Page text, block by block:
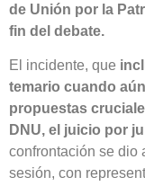
de Unión por la
fin del debate.
El incidente, que
temario cuando
propuestas
DNU, el juicio por
confrontación se dio
sesión, con